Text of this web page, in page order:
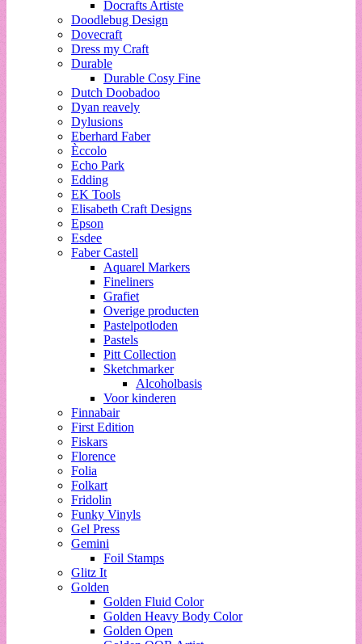
Docrafts Artiste
Doodlebug Design
Dovecraft
Dress my Craft
Durable
Durable Cosy Fine
Dutch Doobadoo
Dyan reavely
Dylusions
Eberhard Faber
Èccolo
Echo Park
Edding
EK Tools
Elisabeth Craft Designs
Epson
Esdee
Faber Castell
Aquarel Markers
Fineliners
Grafiet
Overige producten
Pastelpotloden
Pastels
Pitt Collection
Sketchmarker
Alcoholbasis
Voor kinderen
Finnabair
First Edition
Fiskars
Florence
Folia
Folkart
Fridolin
Funky Vinyls
Gel Press
Gemini
Foil Stamps
Glitz It
Golden
Golden Fluid Color
Golden Heavy Body Color
Golden Open